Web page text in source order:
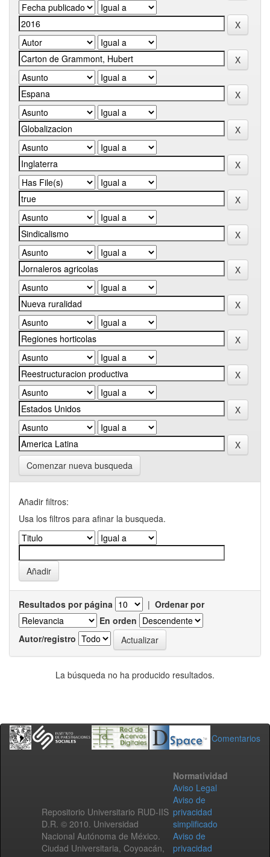
Comenzar nueva busqueda
Añadir filtros:
Usa los filtros para afinar la busqueda.
Resultados por página | Ordenar por
En orden
Autor/registro
La búsqueda no ha producido resultados.
Comentarios
Repositorio Universitario RUD-IIS
D.R. © 2010. Universidad
Nacional Autónoma de México.
Ciudad Universitaria, Coyoacán,
Normatividad
Aviso Legal
Aviso de
privacidad
simplificado
Aviso de
privacidad